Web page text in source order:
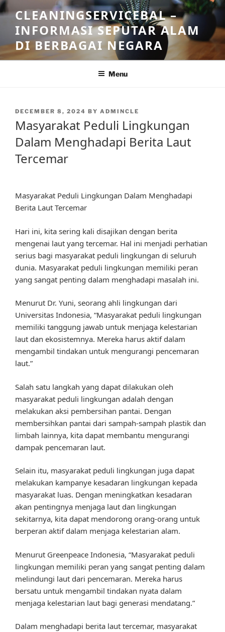
Skip
to
content
CLEANINGSERVICEBAL –
INFORMASI SEPUTAR ALAM
DI BERBAGAI NEGARA
Menu
POSTED
DECEMBER 8, 2024 BY ADMINCLE
Masyarakat Peduli Lingkungan
Dalam Menghadapi Berita Laut
Tercemar
Masyarakat Peduli Lingkungan Dalam Menghadapi
Berita Laut Tercemar
Hari ini, kita sering kali disajikan dengan berita
mengenai laut yang tercemar. Hal ini menjadi perhatian
serius bagi masyarakat peduli lingkungan di seluruh
dunia. Masyarakat peduli lingkungan memiliki peran
yang sangat penting dalam menghadapi masalah ini.
Menurut Dr. Yuni, seorang ahli lingkungan dari
Universitas Indonesia, “Masyarakat peduli lingkungan
memiliki tanggung jawab untuk menjaga kelestarian
laut dan ekosistemnya. Mereka harus aktif dalam
mengambil tindakan untuk mengurangi pencemaran
laut.”
Salah satu langkah yang dapat dilakukan oleh
masyarakat peduli lingkungan adalah dengan
melakukan aksi pembersihan pantai. Dengan
membersihkan pantai dari sampah-sampah plastik dan
limbah lainnya, kita dapat membantu mengurangi
dampak pencemaran laut.
Selain itu, masyarakat peduli lingkungan juga dapat
melakukan kampanye kesadaran lingkungan kepada
masyarakat luas. Dengan meningkatkan kesadaran
akan pentingnya menjaga laut dan lingkungan
sekitarnya, kita dapat mendorong orang-orang untuk
berperan aktif dalam menjaga kelestarian alam.
Menurut Greenpeace Indonesia, “Masyarakat peduli
lingkungan memiliki peran yang sangat penting dalam
melindungi laut dari pencemaran. Mereka harus
bersatu untuk mengambil tindakan nyata dalam
menjaga kelestarian laut bagi generasi mendatang.”
Dalam menghadapi berita laut tercemar, masyarakat